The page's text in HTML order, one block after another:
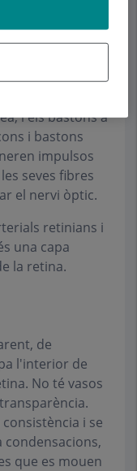
millor
en la visió
i
la foscor. Els
i els bastons a
i bastons
impulsos
seves fibres
el nervi òptic.
retinians i
una capa
la retina.
de
l'interior de
No té vasos
i se
condensacions,
que es mouen